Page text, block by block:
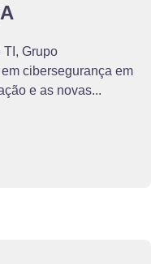
TI, Grupo
cibersegurança em
e as novas...